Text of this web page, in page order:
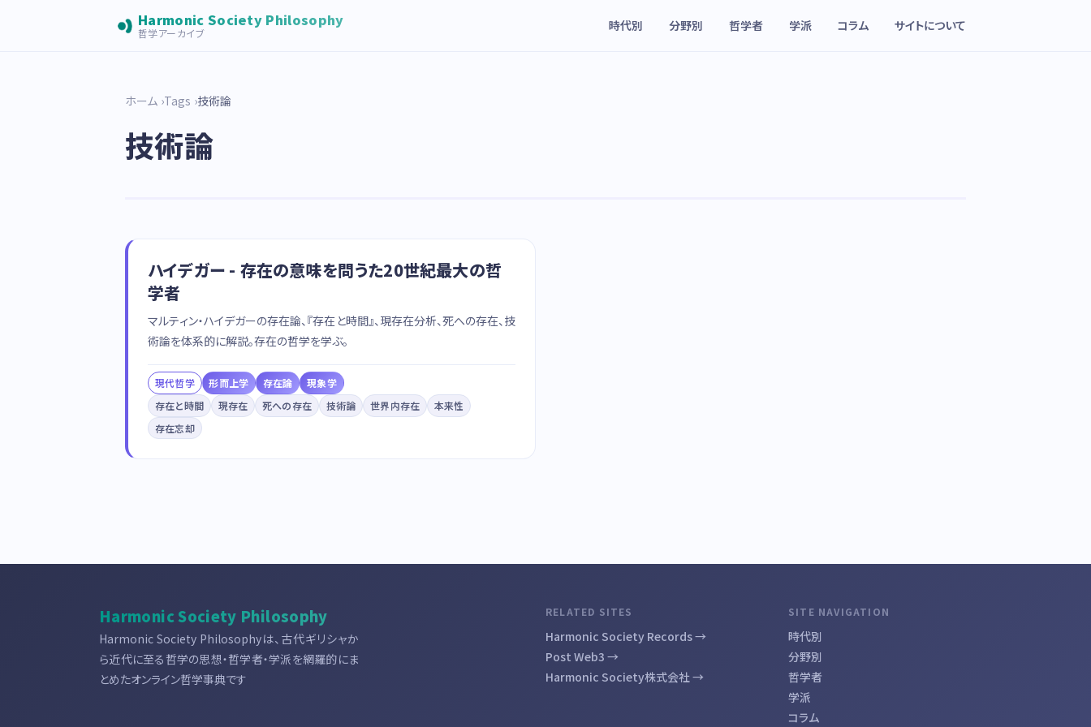
Harmonic Society Philosophy
哲学アーカイブ 時代別 分野別 哲学者 学派 コラム サイトについて
ホーム Tags 技術論
技術論
ハイデガー - 存在の意味を問うた20世紀最大の哲
学者
マルティン・ハイデガーの存在論、『存在と時間』、現存在分析、死への存在、技
術論を体系的に解説。存在の哲学を学ぶ。
現代哲学 形而上学 存在論
現象学
存在と時間
現存在 死への存在 技術論 世界内存在
本来性
存在忘却
Harmonic Society Philosophy
Harmonic Society Philosophyは、古代ギリシャか
ら近代に至る哲学の思想・哲学者・学派を網羅的にま
とめたオンライン哲学事典です
RELATED SITES
Harmonic Society Records →
Post Web3 →
Harmonic Society株式会社 →
SITE NAVIGATION
時代別
分野別
哲学者
学派
コラム